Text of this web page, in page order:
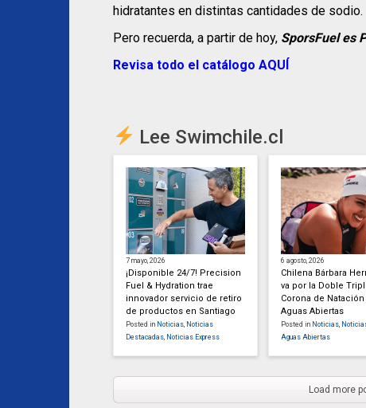
hidratantes en distintas cantidades de sodio.
Pero recuerda, a partir de hoy, SporsFuel es
Revisa todo el catálogo AQUÍ
Lee Swimchile.cl
7 mayo, 2026
¡Disponible 24/7! Precision
Fuel & Hydration trae
innovador servicio de retiro
de productos en Santiago
Posted in Noticias, Noticias
Destacadas, Noticias Express
6 agosto, 2026
Chilena Bárbara
va por la Doble
Corona de Natación
Aguas Abiertas
Posted in Noticias,
Aguas Abiertas
Load more